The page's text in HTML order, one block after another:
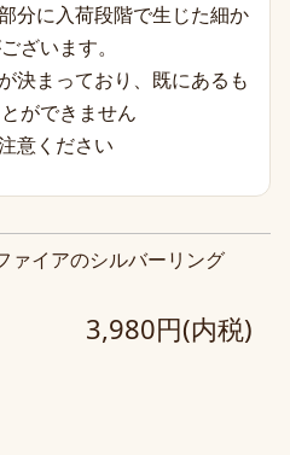
分に入荷段階で生じた細か
ざいます。
決まっており、既にあるも
ができません
意ください
ァイアのシルバーリング
3,980円(内税)